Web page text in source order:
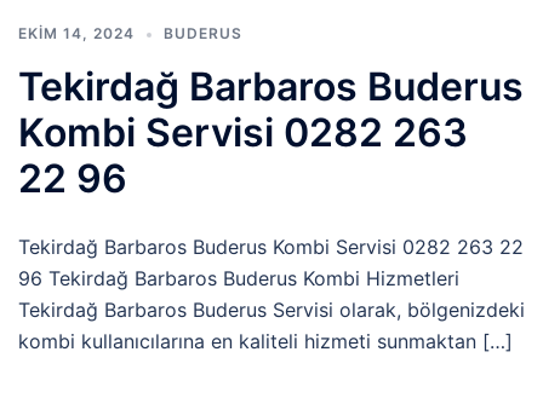
EKIM 14, 2024 BUDERUS
Tekirdağ Barbaros Buderus
Kombi Servisi 0282 263
22 96
Tekirdağ Barbaros Buderus Kombi Servisi 0282 263 22
96 Tekirdağ Barbaros Buderus Kombi Hizmetleri
Tekirdağ Barbaros Buderus Servisi olarak, bölgenizdeki
kombi kullanıcılarına en kaliteli hizmeti sunmaktan […]